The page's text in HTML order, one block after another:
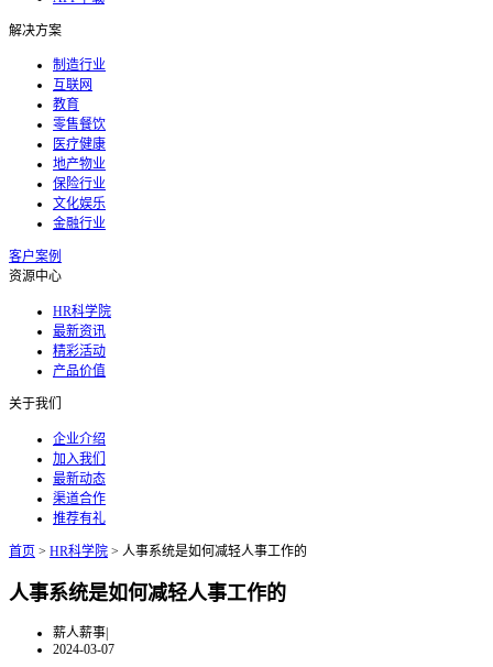
解决方案
制造行业
互联网
教育
零售餐饮
医疗健康
地产物业
保险行业
文化娱乐
金融行业
客户案例
资源中心
HR科学院
最新资讯
精彩活动
产品价值
关于我们
企业介绍
加入我们
最新动态
渠道合作
推荐有礼
首页 > HR科学院 > 人事系统是如何减轻人事工作的
人事系统是如何减轻人事工作的
薪人薪事|
2024-03-07